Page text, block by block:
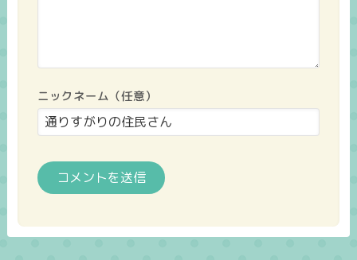
ニックネーム（任意）